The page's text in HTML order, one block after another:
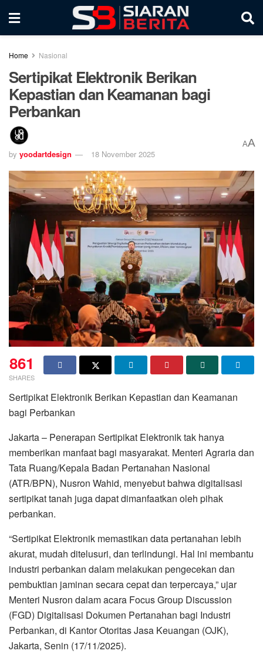
Home Nasional
Sertipikat Elektronik Berikan
Kepastian dan Keamanan bagi
Perbankan
by yoodartdesign 18 November 2025
AA
861
SHARES
Sertipikat Elektronik Berikan Kepastian dan Keamanan
bagi Perbankan
Jakarta – Penerapan Sertipikat Elektronik tak hanya
memberikan manfaat bagi masyarakat. Menteri Agraria dan
Tata Ruang/Kepala Badan Pertanahan Nasional
(ATR/BPN), Nusron Wahid, menyebut bahwa digitalisasi
sertipikat tanah juga dapat dimanfaatkan oleh pihak
perbankan.
“Sertipikat Elektronik memastikan data pertanahan lebih
akurat, mudah ditelusuri, dan terlindungi. Hal ini membantu
industri perbankan dalam melakukan pengecekan dan
pembuktian jaminan secara cepat dan terpercaya,” ujar
Menteri Nusron dalam acara Focus Group Discussion
(FGD) Digitalisasi Dokumen Pertanahan bagi Industri
Perbankan, di Kantor Otoritas Jasa Keuangan (OJK),
Jakarta, Senin (17/11/2025).